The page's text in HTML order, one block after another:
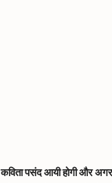
कवितापसंदआयीहोगीऔरअगर